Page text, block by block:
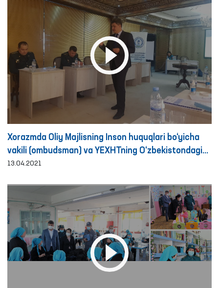
Xorazmda Oliy Majlisning Inson huquqlari bo‘yicha
vakili (ombudsman) va YEXHTning O‘zbekistondagi
loyihalari koordinatori bilan hamkorlikda seminar
13.04.2021